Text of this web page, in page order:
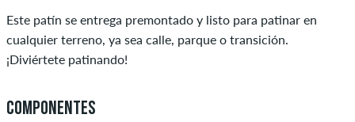
Este patín se entrega premontado y listo para patinar en
cualquier terreno, ya sea calle, parque o transición.
¡Diviértete patinando!
COMPONENTES